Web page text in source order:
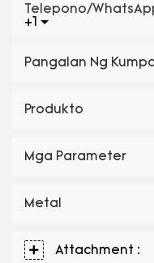
+1
Telepono/
Pangalan Ng
Produkto
Mga Parameter
Metal
Attachment :